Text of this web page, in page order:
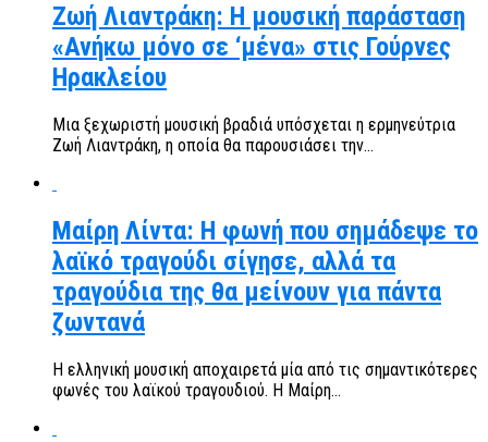
Ζωή Λιαντράκη: Η μουσική παράσταση
«Ανήκω μόνο σε ‘μένα» στις Γούρνες
Ηρακλείου
Μια ξεχωριστή μουσική βραδιά υπόσχεται η ερμηνεύτρια
Ζωή Λιαντράκη, η οποία θα παρουσιάσει την...
Μαίρη Λίντα: Η φωνή που σημάδεψε το
λαϊκό τραγούδι σίγησε, αλλά τα
τραγούδια της θα μείνουν για πάντα
ζωντανά
Η ελληνική μουσική αποχαιρετά μία από τις σημαντικότερες
φωνές του λαϊκού τραγουδιού. Η Μαίρη...